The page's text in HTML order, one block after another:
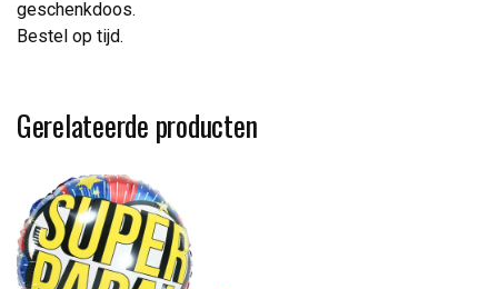
geschenkdoos.
Bestel op tijd.
Gerelateerde producten